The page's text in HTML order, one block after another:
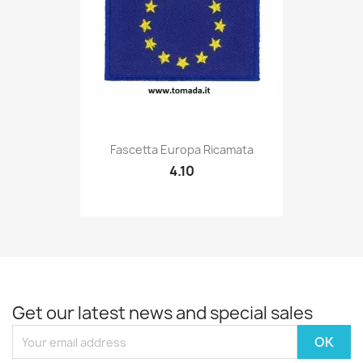
Quick view
Fascetta Europa Ricamata
4.10
Get our latest news and special sales